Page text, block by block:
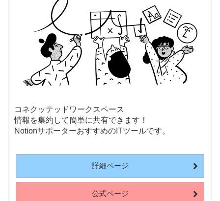
コネクッテッドワークスペース
情報を集約して簡単に共有できます！
NotionサポーターおすすめのITツールです。
詳細ページ
公式ページ